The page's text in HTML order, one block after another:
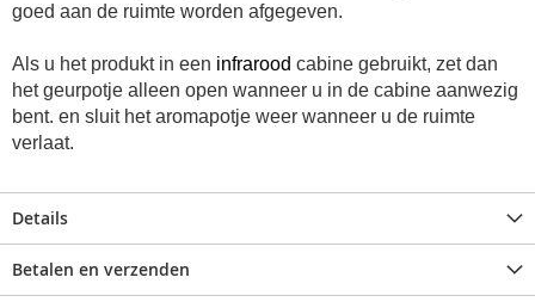
goed aan de ruimte worden afgegeven.
Als u het produkt in een infrarood cabine gebruikt, zet dan
het geurpotje alleen open wanneer u in de cabine aanwezig
bent. en sluit het aromapotje weer wanneer u de ruimte
verlaat.
Details
Betalen en verzenden